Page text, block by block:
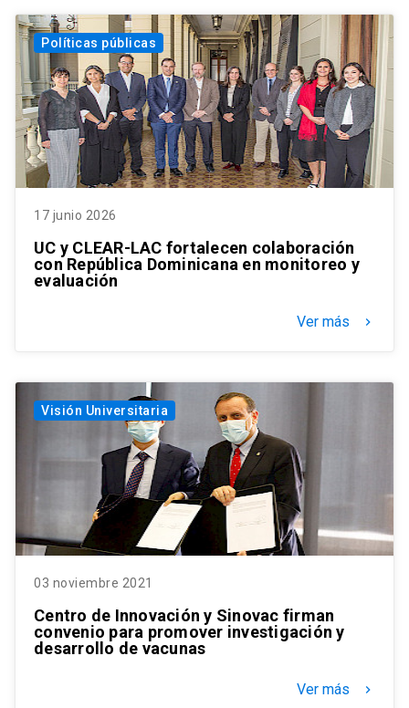
Políticas públicas
17 junio 2026
UC y CLEAR-LAC fortalecen colaboración
con República Dominicana en monitoreo y
evaluación
Ver más keyboard_arrow_right
Visión Universitaria
03 noviembre 2021
Centro de Innovación y Sinovac firman
convenio para promover investigación y
desarrollo de vacunas
Ver más keyboard_arrow_right